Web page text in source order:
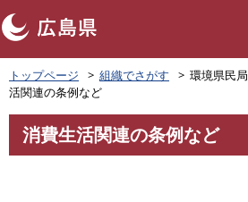
ペ
ー
ジ
の
頭
トップページ 組織でさがす 環境県民局
活関連の条例など
文
消費生活関連の条例など